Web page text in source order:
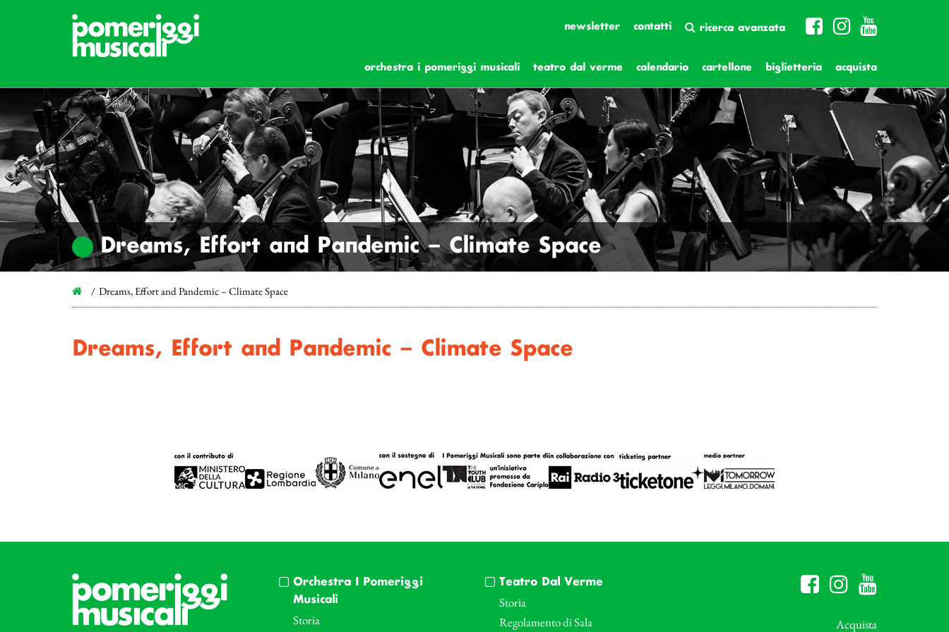
newsletter contatti ricerca avanzata
orchestra i pomeriggi musicali teatro dal verme calendario cartellone biglietteria acquista
Dreams, Effort and Pandemic – Climate Space
Dreams, Effort and Pandemic – Climate Space
Dreams, Effort and Pandemic – Climate Space
Orchestra I Pomeriggi
Musicali
Storia
Teatro Dal Verme
Storia
Regolamento di Sala
Acquista